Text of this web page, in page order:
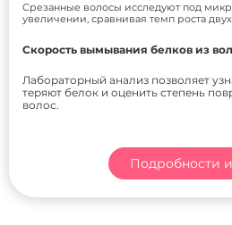
Срезанные волосы исследуют под
увеличении, сравнивая темп роста
Скорость вымывания белков из
Лабораторный анализ позволяет
теряют белок и оценить степень
волос.
Подробности